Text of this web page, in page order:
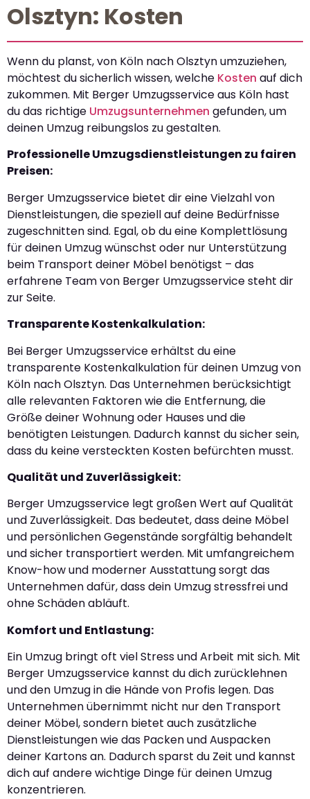
Olsztyn: Kosten
Wenn du planst, von Köln nach Olsztyn umzuziehen,
möchtest du sicherlich wissen, welche Kosten auf dich
zukommen. Mit Berger Umzugsservice aus Köln hast
du das richtige Umzugsunternehmen gefunden, um
deinen Umzug reibungslos zu gestalten.
Professionelle Umzugsdienstleistungen zu fairen
Preisen:
Berger Umzugsservice bietet dir eine Vielzahl von
Dienstleistungen, die speziell auf deine Bedürfnisse
zugeschnitten sind. Egal, ob du eine Komplettlösung
für deinen Umzug wünschst oder nur Unterstützung
beim Transport deiner Möbel benötigst – das
erfahrene Team von Berger Umzugsservice steht dir
zur Seite.
Transparente Kostenkalkulation:
Bei Berger Umzugsservice erhältst du eine
transparente Kostenkalkulation für deinen Umzug von
Köln nach Olsztyn. Das Unternehmen berücksichtigt
alle relevanten Faktoren wie die Entfernung, die
Größe deiner Wohnung oder Hauses und die
benötigten Leistungen. Dadurch kannst du sicher sein,
dass du keine versteckten Kosten befürchten musst.
Qualität und Zuverlässigkeit:
Berger Umzugsservice legt großen Wert auf Qualität
und Zuverlässigkeit. Das bedeutet, dass deine Möbel
und persönlichen Gegenstände sorgfältig behandelt
und sicher transportiert werden. Mit umfangreichem
Know-how und moderner Ausstattung sorgt das
Unternehmen dafür, dass dein Umzug stressfrei und
ohne Schäden abläuft.
Komfort und Entlastung:
Ein Umzug bringt oft viel Stress und Arbeit mit sich. Mit
Berger Umzugsservice kannst du dich zurücklehnen
und den Umzug in die Hände von Profis legen. Das
Unternehmen übernimmt nicht nur den Transport
deiner Möbel, sondern bietet auch zusätzliche
Dienstleistungen wie das Packen und Auspacken
deiner Kartons an. Dadurch sparst du Zeit und kannst
dich auf andere wichtige Dinge für deinen Umzug
konzentrieren.